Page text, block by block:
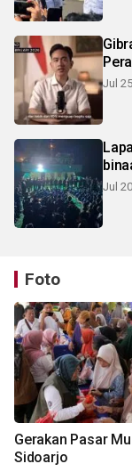
Jul
Jul
Foto
Gerakan Pasar
Sidoarjo